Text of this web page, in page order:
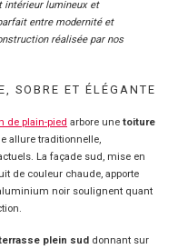
intérieur lumineux et
entre modernité et
réalisée par nos
SOBRE ET ÉLÉGANTE
de plain-pied arbore une toiture
allure traditionnelle,
La façade sud, mise en
de couleur chaude, apporte
noir soulignent quant
plein sud donnant sur